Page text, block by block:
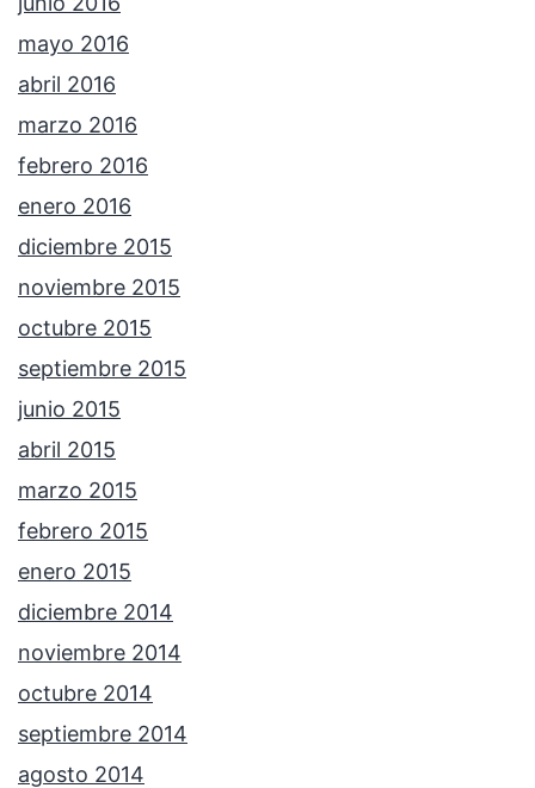
mayo 2016
abril 2016
marzo 2016
febrero 2016
enero 2016
diciembre 2015
noviembre 2015
octubre 2015
septiembre 2015
junio 2015
abril 2015
marzo 2015
febrero 2015
enero 2015
diciembre 2014
noviembre 2014
octubre 2014
septiembre 2014
agosto 2014